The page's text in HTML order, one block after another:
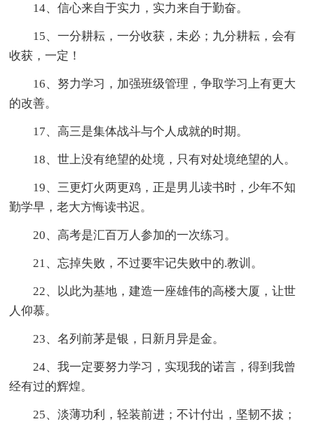
14、信心来自于实力，实力来自于勤奋。
15、一分耕耘，一分收获，未必；九分耕耘，会有
收获，一定！
16、努力学习，加强班级管理，争取学习上有更大
的改善。
17、高三是集体战斗与个人成就的时期。
18、世上没有绝望的处境，只有对处境绝望的人。
19、三更灯火两更鸡，正是男儿读书时，少年不知
勤学早，老大方悔读书迟。
20、高考是汇百万人参加的一次练习。
21、忘掉失败，不过要牢记失败中的.教训。
22、以此为基地，建造一座雄伟的高楼大厦，让世
人仰慕。
23、名列前茅是银，日新月异是金。
24、我一定要努力学习，实现我的诺言，得到我曾
经有过的辉煌。
25、淡薄功利，轻装前进；不计付出，坚韧不拔；